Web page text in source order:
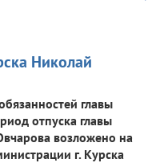
Николай
главы
отпуска главы
возложено на
г. Курска